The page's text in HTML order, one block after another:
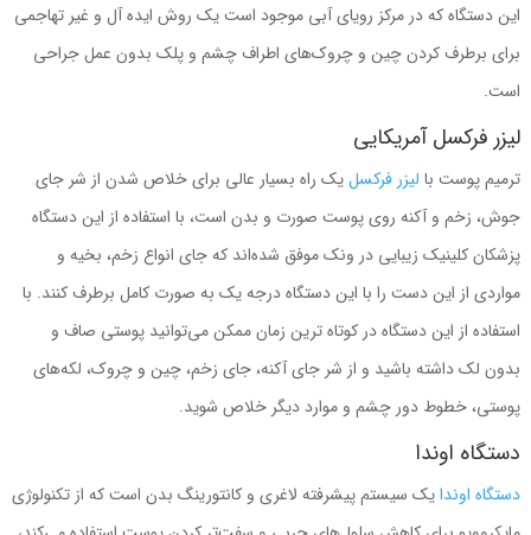
این دستگاه که در مرکز رویای آبی موجود است یک روش ایده آل و غیر تهاجمی
برای برطرف کردن چین و چروک‌های اطراف چشم و پلک بدون عمل جراحی
است.
لیزر فرکسل آمریکایی
ترمیم پوست با لیزر فرکسلیک راه بسیار عالی برای خلاص شدن از شر جای
جوش، زخم و آکنه روی پوست صورت و بدن است، با استفاده از این دستگاه
پزشکان کلینیک زیبایی در ونک موفق شده‌اند که جای انواع زخم، بخیه و
مواردی از این دست را با این دستگاه درجه یک به صورت کامل برطرف کنند. با
استفاده از این دستگاه در کوتاه ترین زمان ممکن می‌توانید پوستی صاف و
بدون لک داشته باشید و از شر جای آکنه، جای زخم، چین و چروک، لکه‌های
پوستی، خطوط دور چشم و موارد دیگر خلاص شوید.
دستگاه اوندا
دستگاه اوندایک سیستم پیشرفته لاغری و کانتورینگ بدن است که از تکنولوژی